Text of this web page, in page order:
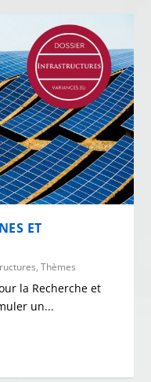
ET
,Thèmes
la Recherche et
un...